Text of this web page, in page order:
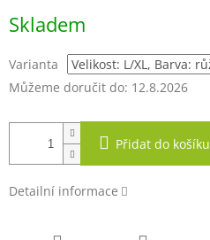
cena:
Skladem
Varianta
Můžeme doručit do: 12.8.2026
Přidat do košíku
Detailní informace